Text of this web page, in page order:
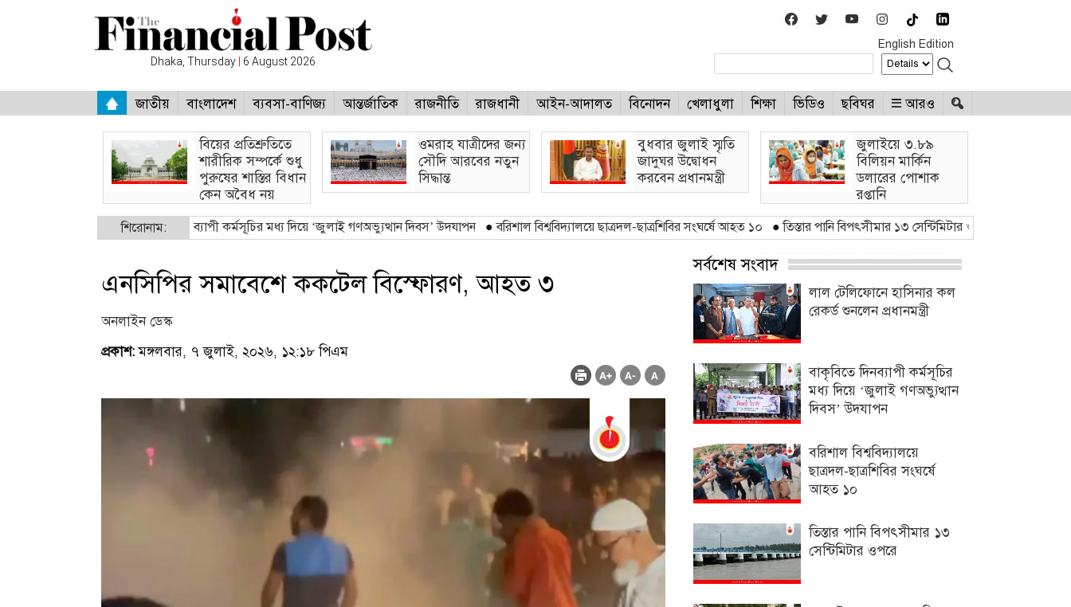
Dhaka, Thursday | 6 August 2026
English Edition
জাতীয় বাংলাদেশ ব্যবসা-বাণিজ্য আন্তর্জাতিক রাজনীতি রাজধানী আইন-আদালত বিনোদন খেলাধুলা শিক্ষা ভিডিও ছবিঘর আরও
বিয়ের প্রতিশ্রুতিতে
শারীরিক সম্পর্কে শুধু
পুরুষের শাস্তির বিধান
কেন অবৈধ নয়
ওমরাহ যাত্রীদের জন্য
সৌদি আরবের নতুন
সিদ্ধান্ত
বুধবার জুলাই স্মৃতি
জাদুঘর উদ্বোধন
করবেন প্রধানমন্ত্রী
জুলাইয়ে ৩.৮৯
বিলিয়ন মার্কিন
ডলারের পোশাক
রপ্তানি
শিরোনাম:
বাকৃবিতে দিনব্যাপী কর্মসূচির মধ্য দিয়ে ‘জুলাই গণঅভ্যুত্থান দিবস’ উদযাপন ●বরিশাল বিশ্ববিদ্যালয়ে ছাত্রদল-ছাত্রশিবির সংঘর্ষে আহত ১০ ●তিস্তার পানি বিপৎসীমার ১৩ সেন্টিমিটার ওপরে ●‘জুলাই গণঅভ্যুত্থান
এনসিপির সমাবেশে ককটেল বিস্ফোরণ, আহত ৩
অনলাইন ডেস্ক
প্রকাশ:মঙ্গলবার, ৭ জুলাই, ২০২৬, ১২:১৮ পিএম
সর্বশেষ সংবাদ
লাল টেলিফোনে হাসিনার কল
রেকর্ড শুনলেন প্রধানমন্ত্রী
বাকৃবিতে দিনব্যাপী কর্মসূচির
মধ্য দিয়ে ‘জুলাই গণঅভ্যুত্থান
দিবস’ উদযাপন
বরিশাল বিশ্ববিদ্যালয়ে
ছাত্রদল-ছাত্রশিবির সংঘর্ষে
আহত ১০
তিস্তার পানি বিপৎসীমার ১৩
সেন্টিমিটার ওপরে